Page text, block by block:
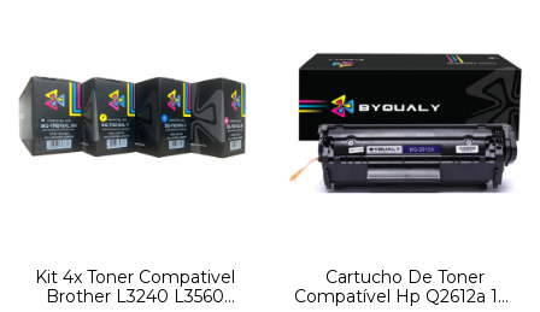
Kit 4x Toner Compativel
Brother L3240 L3560
Cartucho De Toner
Compatível Hp Q2612a 12a